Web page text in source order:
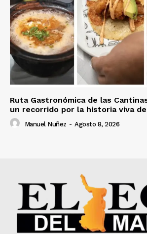
Ruta Gastronómica de las
un recorrido por la historia viva
Manuel Nuñez - Agosto 8, 2026